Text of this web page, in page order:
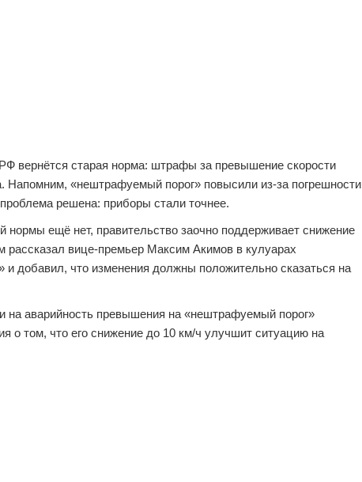
вернётся старая норма: штрафы за превышение скорости
Напомним, «нештрафуемый порог» повысили из-за погрешности
решена: приборы стали точнее.
ещё нет, правительство заочно поддерживает снижение
рассказал вице-премьер Максим Акимов в кулуарах
добавил, что изменения должны положительно сказаться на
на аварийность превышения на «нештрафуемый порог»
о том, что его снижение до 10 км/ч улучшит ситуацию на